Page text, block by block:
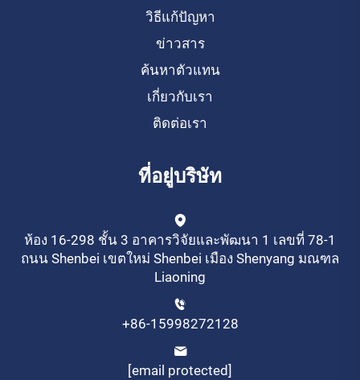
วิธีแก้ปัญหา
ข่าวสาร
ค้นหาตัวแทน
เกี่ยวกับเรา
ติดต่อเรา
ที่อยู่บริษัท
ห้อง 16-298 ชั้น 3 อาคารวิจัยและพัฒนา 1 เลขที่ 78-1
ถนน Shenbei เขตใหม่ Shenbei เมือง Shenyang มณฑล
Liaoning
+86-15998272128
[email protected]